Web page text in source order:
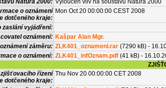
Natura 2000: Vyloučen vliv na soustavu Natura 2000
o oznámení
dotčeného kraje:
Mon Oct 20 00:00:00 CEST 2008
zaslání vyjádření:
oznámení: Kašpar Alan Mgr.
záměru: ZLK401_oznameni.rar (7290 kB) -
o oznámení: ZLK401_infOznam.pdf (41 kB) -
řízení
dotčeného kraje:
Thu Nov 20 00:00:00 CET 2008